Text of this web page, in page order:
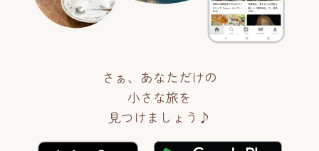
さぁ、あなただけの
小さな旅を
見つけましょう♪